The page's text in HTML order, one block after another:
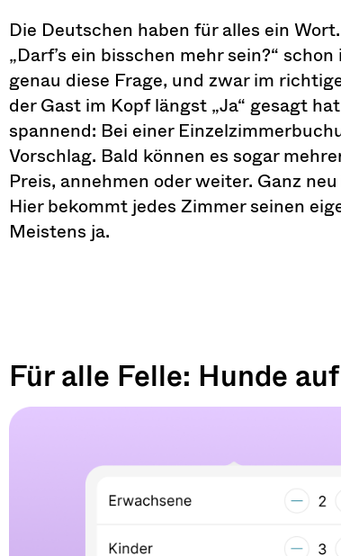
Die Deutschen haben für alles ein
„Darf’s ein bisschen mehr sein?“
genau diese Frage, und zwar im
der Gast im Kopf längst „Ja“ gesagt
spannend: Bei einer
Vorschlag. Bald können es sogar
Preis, annehmen oder weiter. Ganz
Hier bekommt jedes Zimmer seinen
Meistens ja.
Für alle Felle: Hunde